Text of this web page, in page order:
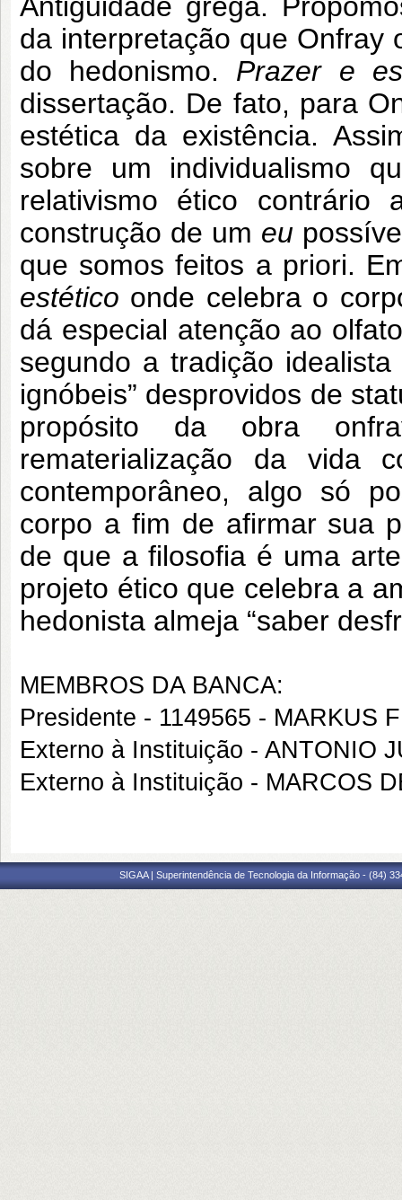
da interpretação que Onfray
do hedonismo. Prazer e
dissertação. De fato, para
estética da existência.
sobre um individualismo
relativismo ético
construção de um eu
que somos feitos a priori.
estético onde celebra o
dá especial atenção ao
segundo a tradição
ignóbeis” desprovidos de
propósito da obra
rematerialização da vida
contemporâneo, algo só
corpo a fim de afirmar sua
de que a filosofia é uma
projeto ético que celebra a
hedonista almeja “saber
MEMBROS DA BANCA:
Presidente - 1149565 - MARKUS
Externo à Instituição - ANTONIO
Externo à Instituição - MARCOS
SIGAA | Superintendência de Tecnologia da Informação - (84)